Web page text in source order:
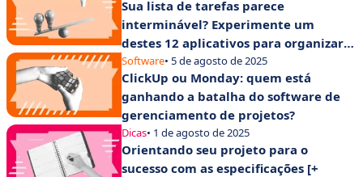
Sua lista de tarefas parece
interminável? Experimente um
destes 12 aplicativos para organizar
suas tarefas
Software• 5 de agosto de 2025
ClickUp ou Monday: quem está
ganhando a batalha do software de
gerenciamento de projetos?
Dicas• 1 de agosto de 2025
Orientando seu projeto para o
sucesso com as especificações [+